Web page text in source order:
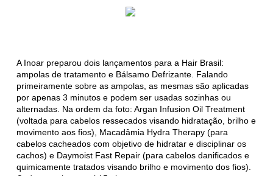
A Inoar preparou dois lançamentos para a Hair Brasil:
ampolas de tratamento e Bálsamo Defrizante. Falando
primeiramente sobre as ampolas, as mesmas são aplicadas
por apenas 3 minutos e podem ser usadas sozinhas ou
alternadas. Na ordem da foto: Argan Infusion Oil Treatment
(voltada para cabelos ressecados visando hidratação, brilho e
movimento aos fios), Macadâmia Hydra Therapy (para
cabelos cacheados com objetivo de hidratar e disciplinar os
cachos) e Daymoist Fast Repair (para cabelos danificados e
quimicamente tratados visando brilho e movimento dos fios).